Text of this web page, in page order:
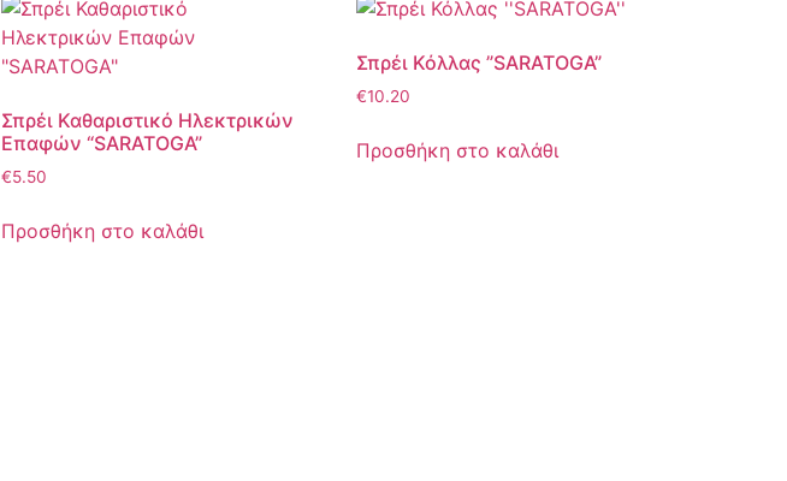
Σπρέι Καθαριστικό Ηλεκτρικών
Επαφών “SARATOGA”
€5.50
Προσθήκη στο καλάθι
Σπρέι Κόλλας ”SARATOGA”
€10.20
Προσθήκη στο καλάθι